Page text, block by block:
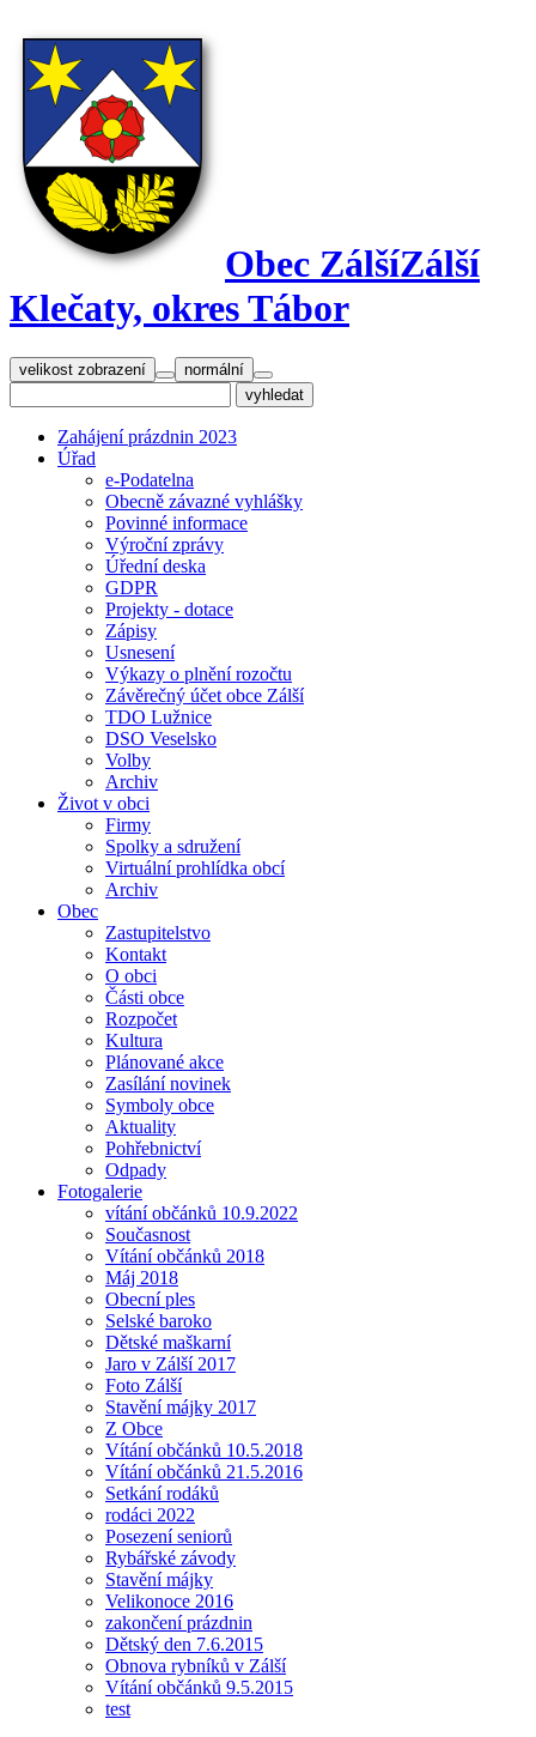
Obec ZálšíZálší
Klečaty, okres Tábor
velikost zobrazení normální
Zahájení prázdnin 2023
Úřad
e-Podatelna
Obecně závazné vyhlášky
Povinné informace
Výroční zprávy
Úřední deska
GDPR
Projekty - dotace
Zápisy
Usnesení
Výkazy o plnění rozočtu
Závěrečný účet obce Zálší
TDO Lužnice
DSO Veselsko
Volby
Archiv
Život v obci
Firmy
Spolky a sdružení
Virtuální prohlídka obcí
Archiv
Obec
Zastupitelstvo
Kontakt
O obci
Části obce
Rozpočet
Kultura
Plánované akce
Zasílání novinek
Symboly obce
Aktuality
Pohřebnictví
Odpady
Fotogalerie
vítání občánků 10.9.2022
Současnost
Vítání občánků 2018
Máj 2018
Obecní ples
Selské baroko
Dětské maškarní
Jaro v Zálší 2017
Foto Zálší
Stavění májky 2017
Z Obce
Vítání občánků 10.5.2018
Vítání občánků 21.5.2016
Setkání rodáků
rodáci 2022
Posezení seniorů
Rybářské závody
Stavění májky
Velikonoce 2016
zakončení prázdnin
Dětský den 7.6.2015
Obnova rybníků v Zálší
Vítání občánků 9.5.2015
test